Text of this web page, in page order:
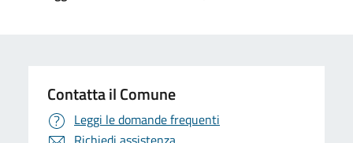
Contatta il Comune
Leggi le domande frequenti